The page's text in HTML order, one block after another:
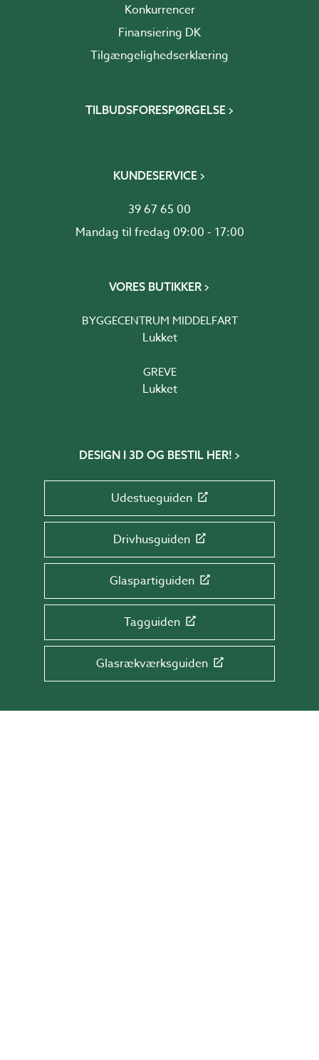
Konkurrencer
Finansiering DK
Tilgængelighedserklæring
TILBUDSFORESPØRGELSE
KUNDESERVICE
39 67 65 00
Mandag til fredag 09:00 - 17:00
VORES BUTIKKER
BYGGECENTRUM MIDDELFART
Lukket
GREVE
Lukket
DESIGN I 3D OG BESTIL HER!
Udestueguiden
Drivhusguiden
Glaspartiguiden
Tagguiden
Glasrækværksguiden